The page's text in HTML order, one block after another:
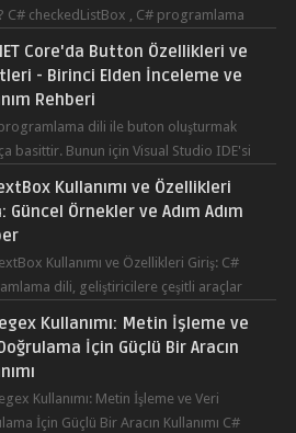
C# checkedListBox , C# programlama
Core'da Button Özellikleri ve
- Birinci Elden İnceleme ve
Rehberi
dili ile buton oluşturmak
basittir. Bunun için Visual Studio IDE'si
Kullanımı ve Özellikleri
Güncel Örnekler ve Adım Adım
Kullanımı ve Özellikleri Giriş: C#
dili, geliştiricilere çeşitli araçlar
Kullanımı: Metin İşleme ve
İçin Güçlü Bir Aracın
Kullanımı: Metin İşleme ve Veri
İçin Güçlü Bir Aracın Kullanımı C#